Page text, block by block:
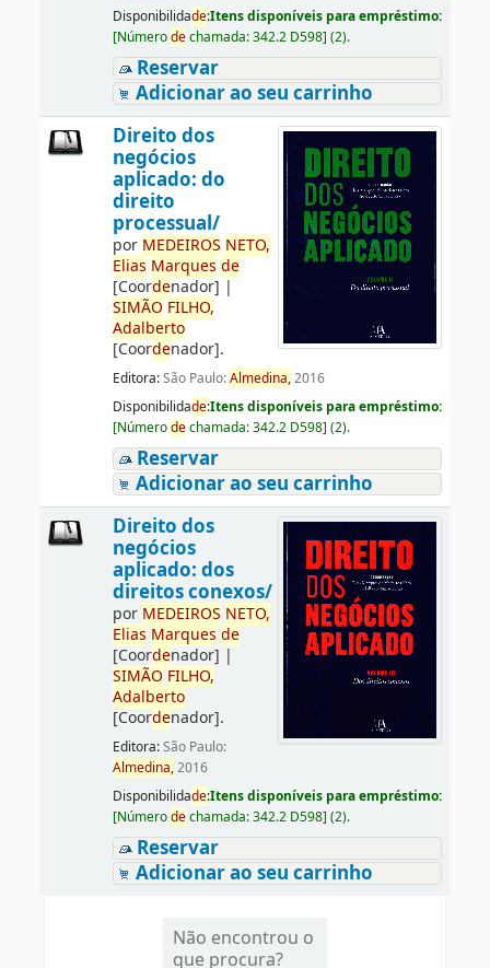
Disponibilidade:Itens disponíveis para empréstimo:
[Númerodechamada:342.2 D598] (2).
Reservar
Adicionar ao seu carrinho
Direito dos
negócios
aplicado: do
direito
processual/
por MEDEIROS NETO,
Elias Marques de
[Coordenador] |
SIMÃO FILHO,
Adalberto
[Coordenador].
Editora:São Paulo:Almedina,2016
Disponibilidade:Itens disponíveis para empréstimo:
[Númerodechamada:342.2 D598] (2).
Reservar
Adicionar ao seu carrinho
Direito dos
negócios
aplicado: dos
direitos conexos/
por MEDEIROS NETO,
Elias Marques de
[Coordenador] |
SIMÃO FILHO,
Adalberto
[Coordenador].
Editora:São Paulo:
Almedina,2016
Disponibilidade:Itens disponíveis para empréstimo:
[Númerodechamada:342.2 D598] (2).
Reservar
Adicionar ao seu carrinho
Não encontrou o
que procura?